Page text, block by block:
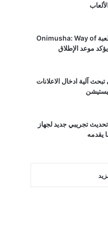
عرض جديد للعبة Onimusha: Way of
آلية ادخال الاعلانات
تجريبي جديد لجهاز